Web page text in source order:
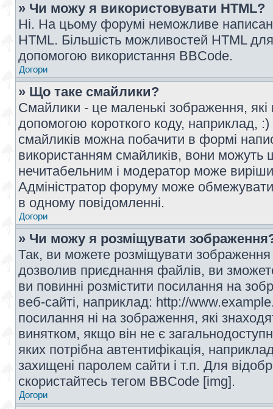
» Чи можу я використовувати HTML?
Ні. На цьому форумі неможливе
HTML. Більшість можливостей HTML
допомогою використання BBCode.
Догори
» Що таке смайлики?
Смайлики - це маленькі зображення, які
допомогою короткого коду, наприклад,
смайликів можна побачити в формі
використанням смайликів, вони
нечитабельним і модератор може
Адміністратор форуму може обмежувати
в одному повідомленні.
Догори
» Чи можу я розміщувати
Так, ви можете розміщувати
дозволив приєднання файлів, ви
ви повинні розмістити посилання на
веб-сайті, наприклад: http://
посилання ні на зображення, які
винятком, якщо він не є
яких потрібна автентифікація,
захищені паролем сайти і т.п. Для
скористайтесь тегом BBCode [img].
Догори